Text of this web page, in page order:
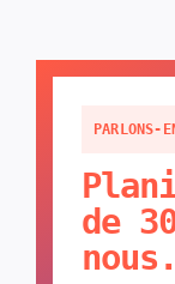
PARLONS-
de
nous.